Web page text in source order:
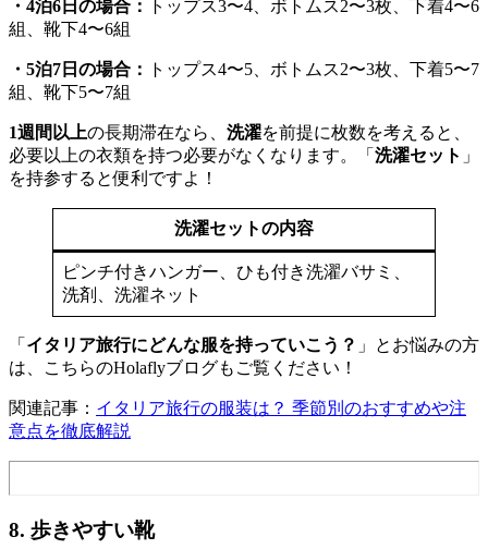
・4泊6日の場合：
トップス3〜4、ボトムス2〜3枚、下着4〜6
組、靴下4〜6組
・5泊7日の場合：
トップス4〜5、ボトムス2〜3枚、下着5〜7
組、靴下5〜7組
1週間以上の長期滞在なら、 洗濯を前提に枚数を考えると、
必要以上の衣類を持つ必要がなくなります。「 洗濯セット 」
を持参すると便利ですよ！
洗濯セットの内容
ピンチ付きハンガー、ひも付き洗濯バサミ、
洗剤、洗濯ネット
「 イタリア旅行にどんな服を持っていこう？ 」とお悩みの方
は、こちらのHolaflyブログもご覧ください！
関連記事： イタリア旅行の服装は？ 季節別のおすすめや注
意点を徹底解説
8. 歩きやすい靴